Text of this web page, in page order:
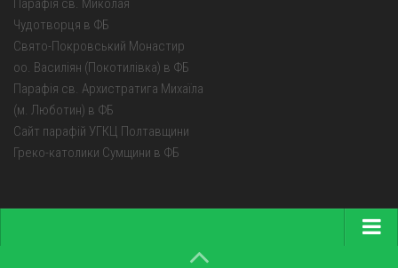
Парафія св. Миколая
Чудотворця в ФБ
Свято-Покровський Монастир
оо. Василіян (Покотилівка) в ФБ
Парафія св. Архистратига Михаїла
(м. Люботин) в ФБ
Сайт парафій УГКЦ Полтавщини
Греко-католики Сумщини в ФБ